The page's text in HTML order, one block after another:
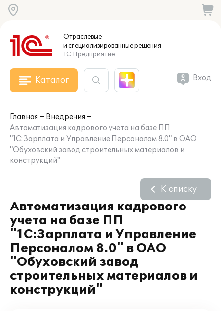
Отраслевые
и специализированныерешения
1С:Предприятие
Каталог Вход
Главная
Внедрения
Автоматизация кадрового учета на базе ПП
"1С:Зарплата и Управление Персоналом 8.0" в ОАО
"Обуховский завод строительных материалов и
конструкций"
Автоматизация кадрового
учета на базе ПП
"1С:Зарплата и Управление
Персоналом 8.0" в ОАО
"Обуховский завод
строительных материалов и
конструкций"
К списку